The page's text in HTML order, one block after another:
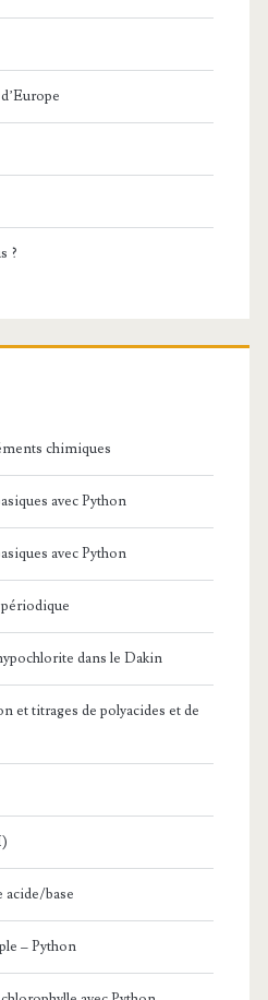
?
chimiques
avec Python
avec Python
périodique
dans le Dakin
et titrages de polyacides et de
acide/base
– Python